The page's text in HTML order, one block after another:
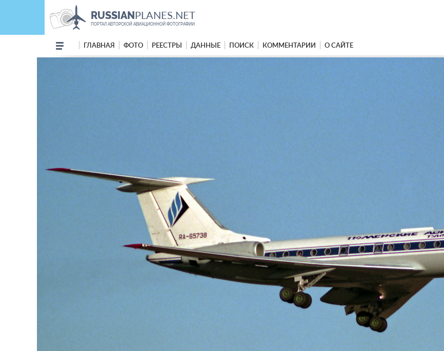
RUSSIANPLANES.NET
ПОРТАЛ АВТОРСКОЙ АВИАЦИОННОЙ ФОТОГРАФИИ
ГЛАВНАЯ ФОТО РЕЕСТРЫ ДАННЫЕ ПОИСК КОММЕНТАРИИ О САЙТЕ